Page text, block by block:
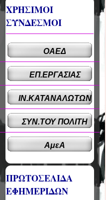
ΧΡΗΣΙΜΟΙ
ΣΥΝΔΕΣΜΟΙ
ΟΑΕΔ
ΕΠ.ΕΡΓΑΣΙΑΣ
ΙΝ.ΚΑΤΑΝΑΛΩΤΩΝ
ΣΥΝ.ΤΟΥ ΠΟΛΙΤΗ
ΑμεΑ
ΠΡΩΤΟΣΕΛΙΔΑ
ΕΦΗΜΕΡΙΔΩΝ